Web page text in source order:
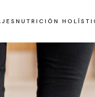
NUTRICIÓN